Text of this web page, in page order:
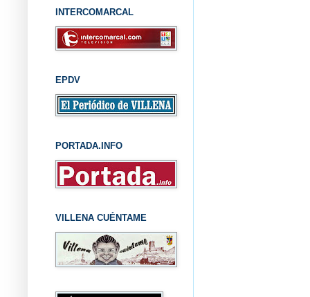
INTERCOMARCAL
EPDV
PORTADA.INFO
VILLENA CUÉNTAME